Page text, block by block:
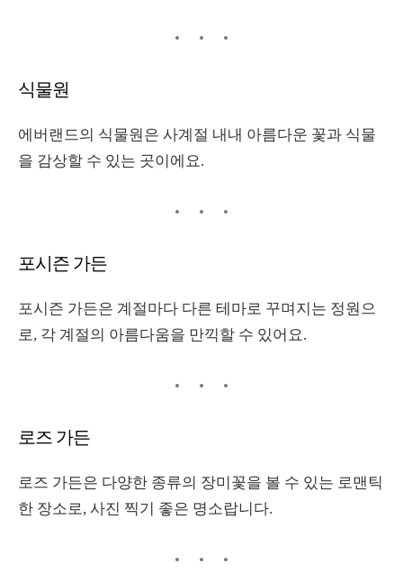
식물원
에버랜드의 식물원은 사계절 내내 아름다운 꽃과 식물
을 감상할 수 있는 곳이에요.
포시즌 가든
포시즌 가든은 계절마다 다른 테마로 꾸며지는 정원으
로 , 각 계절의 아름다움을 만끽할 수 있어요.
로즈 가든
로즈 가든은 다양한 종류의 장미꽃을 볼 수 있는 로맨틱
한 장소로 , 사진 찍기 좋은 명소랍니다.